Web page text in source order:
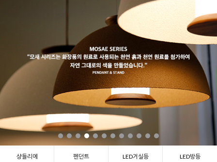
샹들리에 펜던트 LED거실등 LED방등